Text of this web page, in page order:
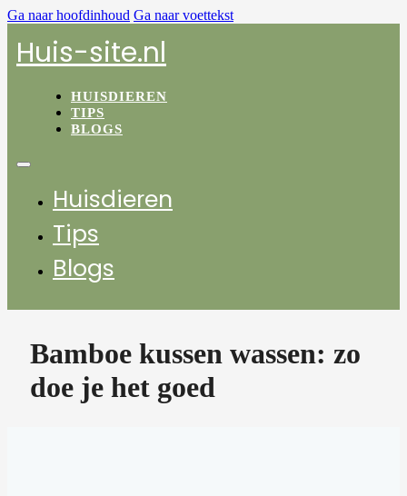
Ga naar hoofdinhoud Ga naar voettekst
Huis-site.nl
HUISDIEREN
TIPS
BLOGS
Huisdieren
Tips
Blogs
Bamboe kussen wassen: zo
doe je het goed